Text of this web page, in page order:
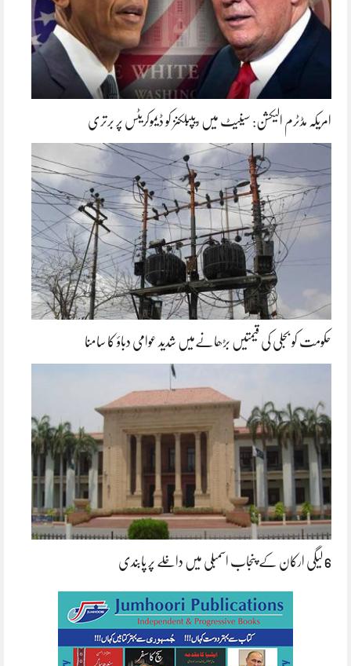
امریکہ مڈٹرم الیکشن: سینیٹ میں ریپبلکنز کو ڈیموکریٹس پر برتری
حکومت کو بجلی کی قیمتیں بڑھانےمیں شدید عوامی دباؤ کا سامنا
6 لیگی ارکان کے پنجاب اسمبلی میں داخلے پر پابندی